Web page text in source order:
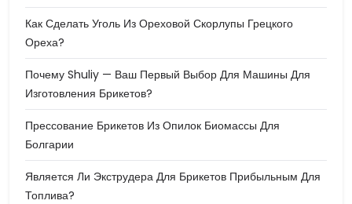
Как Сделать Уголь Из Ореховой Скорлупы Грецкого
Ореха?
Почему Shuliy — Ваш Первый Выбор Для Машины Для
Изготовления Брикетов?
Прессование Брикетов Из Опилок Биомассы Для
Болгарии
Является Ли Экструдера Для Брикетов Прибыльным Для
Топлива?